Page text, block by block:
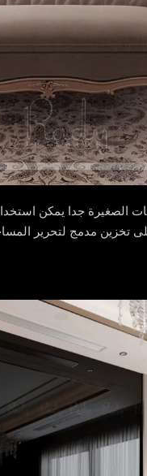
الصغيرة جدا يمكن
تخزين مدمج لتحرير